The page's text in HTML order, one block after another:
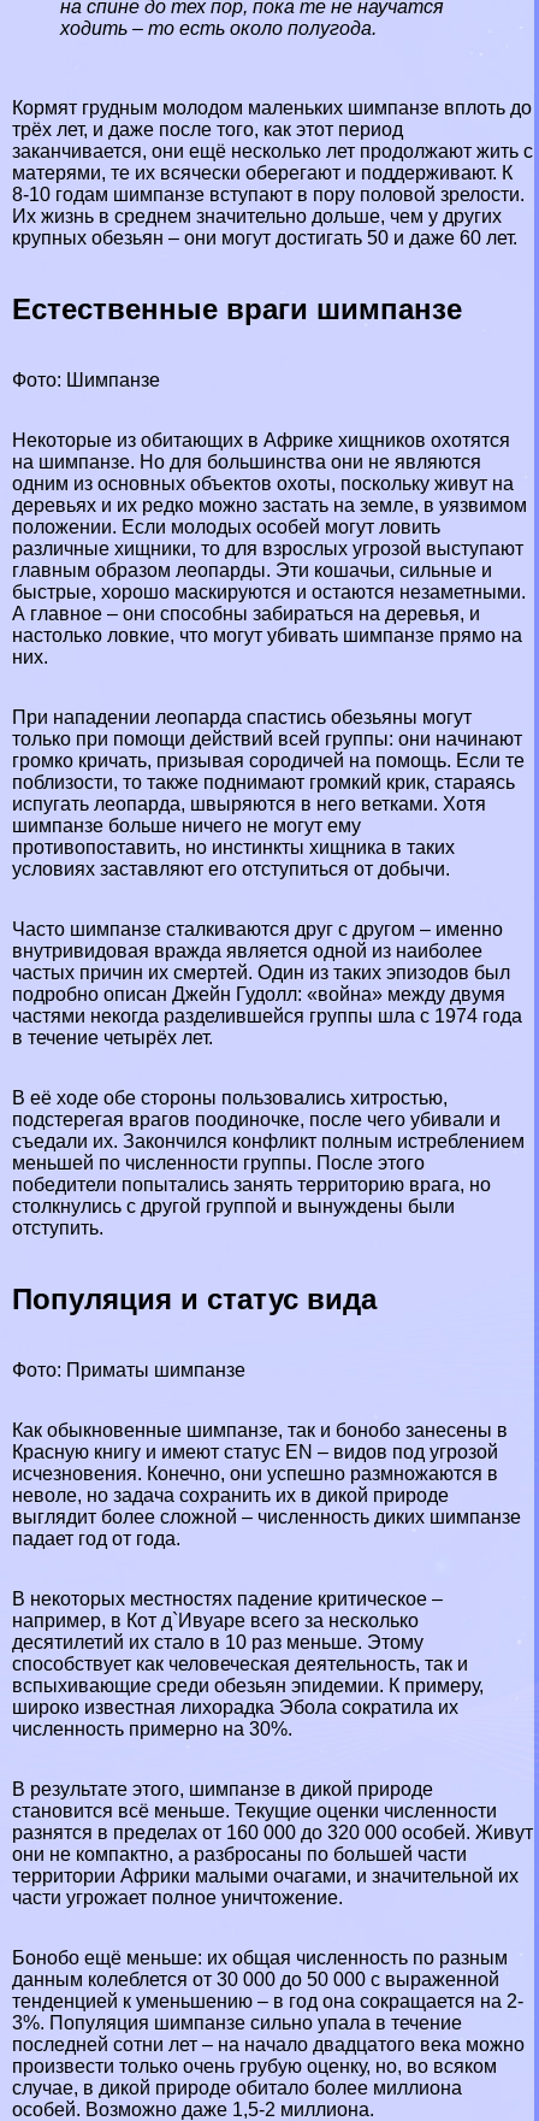
на спине до тех пор, пока те не научатся
ходить – то есть около полугода.
Кормят грудным молодом маленьких шимпанзе вплоть до
трёх лет, и даже после того, как этот период
заканчивается, они ещё несколько лет продолжают жить с
матерями, те их всячески оберегают и поддерживают. К
8-10 годам шимпанзе вступают в пору пoлoвoй зрелости.
Их жизнь в среднем значительно дольше, чем у других
крупных обезьян – они могут достигать 50 и даже 60 лет.
Естественные враги шимпанзе
Фото: Шимпанзе
Некоторые из обитающих в Африке хищников охотятся
на шимпанзе. Но для большинства они не являются
одним из основных объектов охоты, поскольку живут на
деревьях и их редко можно застать на земле, в уязвимом
положении. Если молодых особей могут ловить
различные хищники, то для взрослых угрозой выступают
главным образом леопарды. Эти кошачьи, сильные и
быстрые, хорошо маскируются и остаются незаметными.
А главное – они способны забираться на деревья, и
настолько ловкие, что могут убивать шимпанзе прямо на
них.
При нападении леопарда спастись обезьяны могут
только при помощи действий всей группы: они начинают
громко кричать, призывая сородичей на помощь. Если те
поблизости, то также поднимают громкий крик, стараясь
испугать леопарда, швыряются в него ветками. Хотя
шимпанзе больше ничего не могут ему
противопоставить, но инстинкты хищника в таких
условиях заставляют его отступиться от добычи.
Часто шимпанзе сталкиваются друг с другом – именно
внутривидовая вражда является одной из наиболее
частых причин их cмepтей. Один из таких эпизодов был
подробно описан Джейн Гудолл: «война» между двумя
частями некогда разделившейся группы шла с 1974 года
в течение четырёх лет.
В её ходе обе стороны пользовались хитростью,
подстерегая врагов поодиночке, после чего убивали и
съедали их. Закончился конфликт полным истрeблением
меньшей по численности группы. После этого
победители попытались занять территорию врага, но
столкнулись с другой группой и вынуждены были
отступить.
Популяция и статус вида
Фото: Приматы шимпанзе
Как обыкновенные шимпанзе, так и бонобо занесены в
Красную книгу и имеют статус EN – видов под угрозой
исчезновения. Конечно, они успешно размножаются в
неволе, но задача сохранить их в дикой природе
выглядит более сложной – численность диких шимпанзе
падает год от года.
В некоторых местностях падение критическое –
например, в Кот д`Ивуаре всего за несколько
десятилетий их стало в 10 раз меньше. Этому
способствует как человеческая деятельность, так и
вспыхивающие среди обезьян эпидемии. К примеру,
широко известная лихорадка Эбола сократила их
численность примерно на 30%.
В результате этого, шимпанзе в дикой природе
становится всё меньше. Текущие оценки численности
разнятся в пределах от 160 000 до 320 000 особей. Живут
они не компактно, а разбросаны по большей части
территории Африки малыми очагами, и значительной их
части угрожает полное уничтожение.
Бонобо ещё меньше: их общая численность по разным
данным колeблется от 30 000 до 50 000 с выраженной
тенденцией к уменьшению – в год она сокращается на 2-
3%. Популяция шимпанзе сильно упала в течение
последней сотни лет – на начало двадцатого века можно
произвести только очень грубую оценку, но, во всяком
случае, в дикой природе обитало более миллиона
особей. Возможно даже 1,5-2 миллиона.